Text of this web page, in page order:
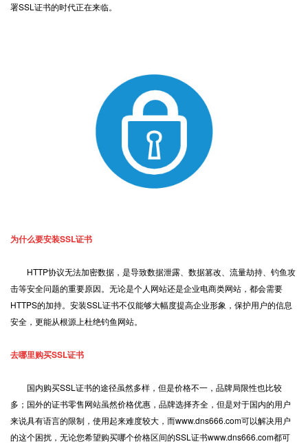
署SSL证书的时代正在来临。
为什么要安装SSL证书
HTTP协议无法加密数据，是导致数据泄露、数据篡改、流量劫持、钓鱼攻
击等安全问题的重要原因。无论是个人网站还是企业电商类网站，都会需要
HTTPS的加持。安装SSL证书不仅能够大幅度提高企业形象，保护用户的信息
安全，更能从根源上杜绝钓鱼网站。
去哪里购买SSL证书
国内购买SSL证书的途径虽然多样，但是价格不一，品牌局限性也比较
多；国外的证书零售网站虽然价格优惠，品牌选择齐全，但是对于国内的用户
来说具有语言的限制，使用起来难度较大，而www.dns666.com可以解决用户
的这个困扰，无论您希望购买哪个价格区间的SSL证书www.dns666.com都可